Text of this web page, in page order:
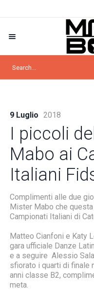
9 Luglio 2018
I piccoli
Mabo ai
Italiani
Complimenti alle due
Mister Mabo che
Campionati Italiani di
Matteo Cianfoni e Katy
gara ufficiale Danze
e a seguire Alessio
sfiorato i quarti di finale
anni classe B2,
meta.